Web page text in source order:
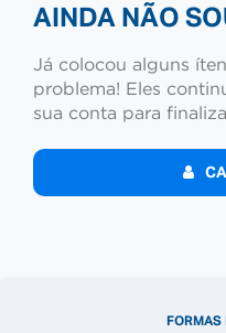
AINDA NÃO
Já colocou alguns
problema! Eles
sua conta para
FORMAS